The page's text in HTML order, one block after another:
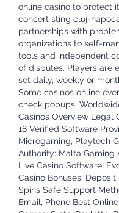
online casino to protect
concert sting cluj-
partnerships with
organizations to self-
tools and independent
of disputes. Players are
set daily, weekly or
Some casinos online
check popups.
Casinos Overview Legal
18 Verified Software
Microgaming, Playtech
Authority: Malta Gaming
Live Casino Software:
Casino Bonuses: Deposit
Spins Safe Support
Email, Phone Best